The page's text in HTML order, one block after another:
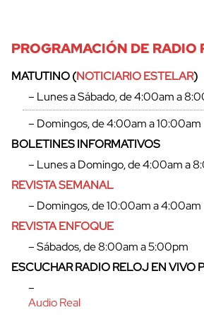
PROGRAMACIÓN DE RADIO
MATUTINO (NOTICIARIO ESTELAR)
– Lunes a Sábado, de 4:00am a
– Domingos, de 4:00am a 10:00am
BOLETINES INFORMATIVOS
– Lunes a Domingo, de 4:00am a
REVISTA SEMANAL
– Domingos, de 10:00am a 4:00am
REVISTA ENFOQUE
– Sábados, de 8:00am a 5:00pm
ESCUCHAR RADIO RELOJ EN VIVO
–
Audio Real